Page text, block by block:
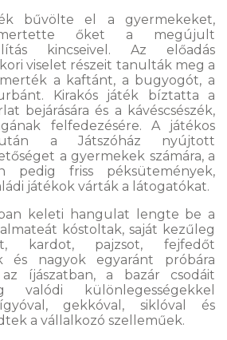
bűvölte el a gyermekeket,
őket a megújult
kincseivel. Az előadás
viselet részeit tanulták meg a
a kaftánt, a bugyogót, a
Kirakós játék bíztatta a
bejárására és a kávéscsészék,
felfedezésére. A játékos
után a Játszóház nyújtott
a gyermekek számára, a
pedig friss péksütemények,
játékok várták a látogatókat.
keleti hangulat lengte be a
kóstoltak, saját kezűleg
kardot, pajzsot, fejfedőt
és nagyok egyaránt próbára
íjászatban, a bazár csodáit
valódi különlegességekkel
gekkóval, siklóval és
a vállalkozó szelleműek.